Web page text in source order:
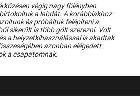
végig nagy fölényben
a labdát. A korábbiakhoz
és próbáltuk felépíteni a
sikerült is több gólt szerezni. Volt
a helyzetkihasználással is akadtak
azonban elégedett
a csapatomnak.